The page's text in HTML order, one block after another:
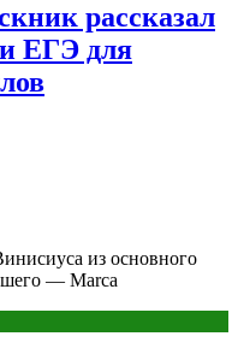
рассказал
ЕГЭ для
из основного
— Marca